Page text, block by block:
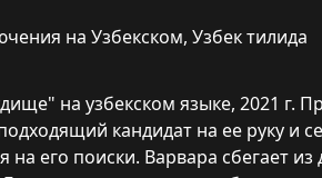
на Узбекском, Узбек тилида
на узбекском языке, 2021 г.
кандидат на ее руку и
его поиски. Варвара сбегает из